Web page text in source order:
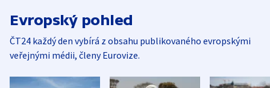
Evropský pohled
ČT24 každý den vybírá z obsahu publikovaného evropskými
veřejnými médii, členy Eurovize.